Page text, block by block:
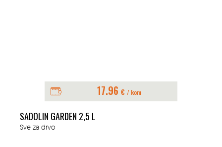
17.96 € / kom
SADOLIN GARDEN 2,5 L
Sve za drvo